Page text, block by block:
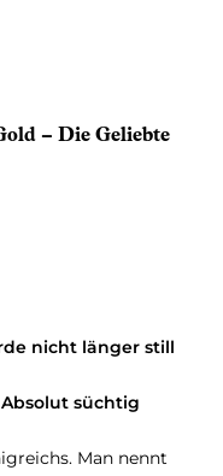
– Die Geliebte
nicht länger still
süchtig
Man nennt